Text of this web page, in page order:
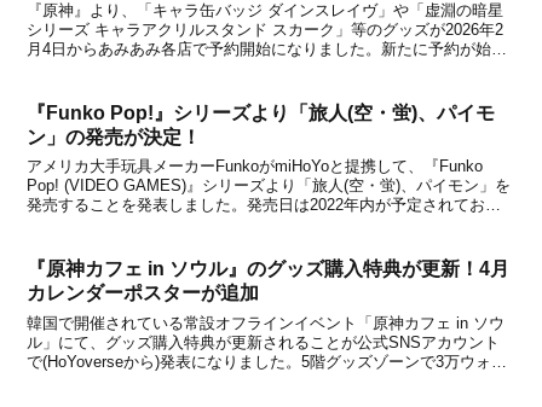
『原神』より、「キャラ缶バッジ ダインスレイヴ」や「虚淵の暗星
シリーズ キャラアクリルスタンド スカーク」等のグッズが2026年2
月4日からあみあみ各店で予約開始になりました。新たに予約が始ま
『Funko Pop!』シリーズより「旅人(空・蛍)、パイモ
ン」の発売が決定！
アメリカ大手玩具メーカーFunkoがmiHoYoと提携して、『Funko
Pop! (VIDEO GAMES)』シリーズより「旅人(空・蛍)、パイモン」を
発売することを発表しました。発売日は2022年内が予定されてお
『原神カフェ in ソウル』のグッズ購入特典が更新！4月
カレンダーポスターが追加
韓国で開催されている常設オフラインイベント「原神カフェ in ソウ
ル」にて、グッズ購入特典が更新されることが公式SNSアカウント
で(HoYoverseから)発表になりました。5階グッズゾーンで3万ウォン